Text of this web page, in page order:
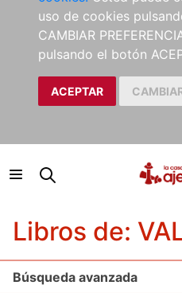
uso de cookies
CAMBIAR
pulsando el botón
ACEPTAR
Libros de:
Búsqueda avanzada